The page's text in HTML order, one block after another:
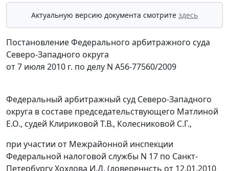
Актуальную версию документа смотрите здесь
Постановление Федерального арбитражного суда
Северо-Западного округа
от 7 июля 2010 г. по делу N А56-77560/2009
Федеральный арбитражный суд Северо-Западного
округа в составе председательствующего Матлиной
Е.О., судей Клириковой Т.В., Колесниковой С.Г.,
при участии от Межрайонной инспекции
Федеральной налоговой службы N 17 по Санкт-
Петербургу Хохлова И.Д. (довереннсть от 12.01.2010